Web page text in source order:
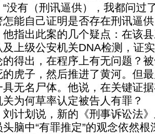
“没有（刑讯逼供），我都问过
怎能自己证明是否存在刑讯逼
出此案的几个疑点：在该县
及上级公安机关DNA检测，证
的得出，在程序上有无问题？
的虎子，然后推进了黄河。但
具无名尸体。他说，在关键证
关为何草率认定被告人有罪？
划说，新的《刑事诉讼法》
头脑中“有罪推定”的观念依然